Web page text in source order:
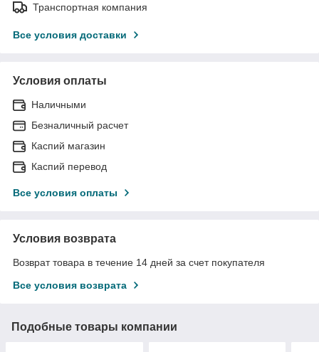
Транспортная компания
Все условия доставки
Условия оплаты
Наличными
Безналичный расчет
Каспий магазин
Каспий перевод
Все условия оплаты
Условия возврата
Возврат товара в течение 14 дней за счет покупателя
Все условия возврата
Подобные товары компании